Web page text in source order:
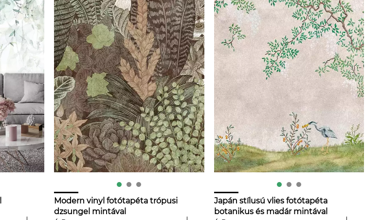
Modern vinyl fotótapéta trópusi
dzsungel mintával
Japán stílusú vlies fotótapéta
botanikus és madár mintával